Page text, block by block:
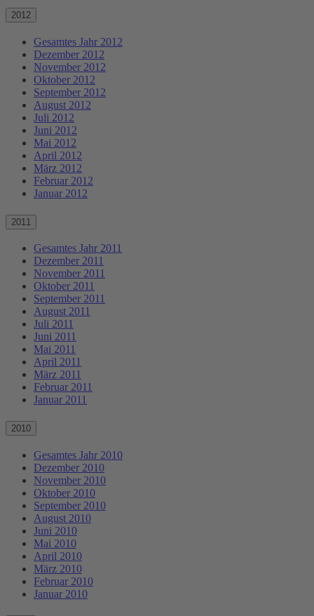
2012
Gesamtes Jahr 2012
Dezember 2012
November 2012
Oktober 2012
September 2012
August 2012
Juli 2012
Juni 2012
Mai 2012
April 2012
März 2012
Februar 2012
Januar 2012
2011
Gesamtes Jahr 2011
Dezember 2011
November 2011
Oktober 2011
September 2011
August 2011
Juli 2011
Juni 2011
Mai 2011
April 2011
März 2011
Februar 2011
Januar 2011
2010
Gesamtes Jahr 2010
Dezember 2010
November 2010
Oktober 2010
September 2010
August 2010
Juni 2010
Mai 2010
April 2010
März 2010
Februar 2010
Januar 2010